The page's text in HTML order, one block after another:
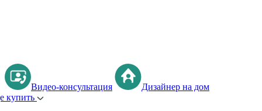
Видео-консультация
Дизайнер на дом
купить